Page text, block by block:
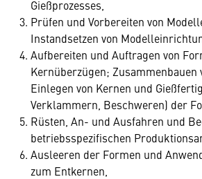
Gießprozesses,
Prüfen und Vorbereiten von
Instandsetzen von
Aufbereiten und Auftragen von
Kernüberzügen; Zusammenbauen
Einlegen von Kernen und
Verklammern, Beschweren) der
Rüsten, An- und Ausfahren und
betriebsspezifischen
Ausleeren der Formen und
zum Entkernen,